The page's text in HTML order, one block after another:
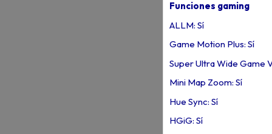
Funciones gaming
ALLM: Sí
Game Motion Plus: Sí
Super Ultra Wide Game
Mini Map Zoom: Sí
Hue Sync: Sí
HGiG: Sí